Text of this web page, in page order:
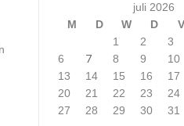
juli 2026
M
D W D V
1
2 3
6
7 8 9 10
13
14 15 16 17
20
21 22 23 24
27
28 29 30 31